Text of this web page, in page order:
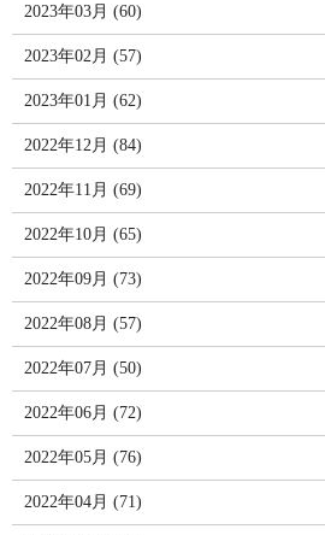
2023年03月 (60)
2023年02月 (57)
2023年01月 (62)
2022年12月 (84)
2022年11月 (69)
2022年10月 (65)
2022年09月 (73)
2022年08月 (57)
2022年07月 (50)
2022年06月 (72)
2022年05月 (76)
2022年04月 (71)